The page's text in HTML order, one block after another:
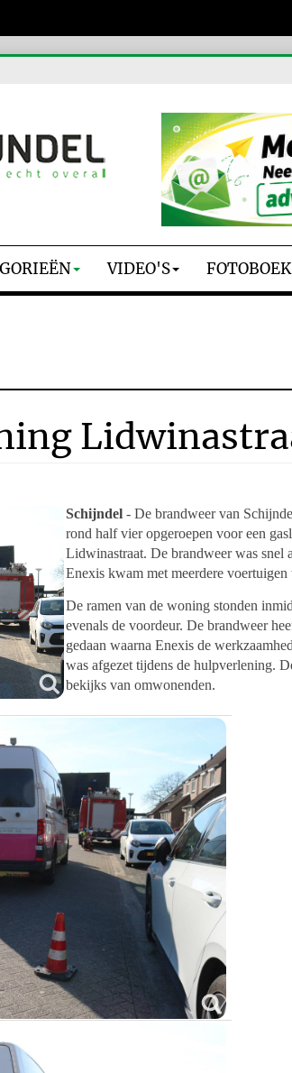
VIDEO'S FOTOBOEK
Schijndel - De brandweer van
rond half vier opgeroepen voor een
Lidwinastraat. De brandweer was snel
Enexis kwam met meerdere
De ramen van de woning stonden
evenals de voordeur. De brandweer
gedaan waarna Enexis de
was afgezet tijdens de hulpverlening.
bekijks van omwonenden.